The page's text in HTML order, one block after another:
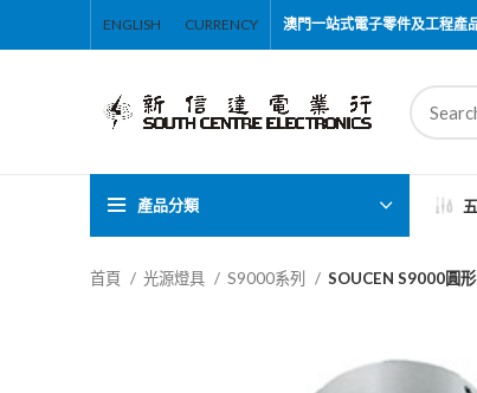
ENGLISH CURRENCY 澳門一站式電子零件及工程產
產品分類
首頁 光源燈具 S9000系列 SOUCEN S9000圓